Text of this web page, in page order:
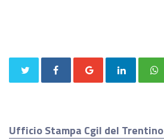
Ufficio Stampa Cgil del Trentino